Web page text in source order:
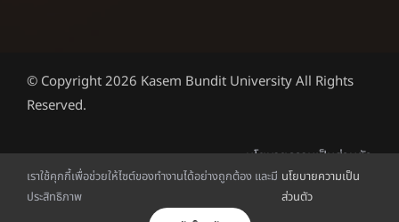
© Copyright 2026 Kasem Bundit University All Rights
Reserved.
นโยบายความเป็นส่วนตัว
เราใช้คุกกี้เพื่อช่วยให้ไซต์ของทำงานได้อย่างถูกต้อง และมี
ประสิทธิภาพ
นโยบายความเป็น
ส่วนตัว
ไทย